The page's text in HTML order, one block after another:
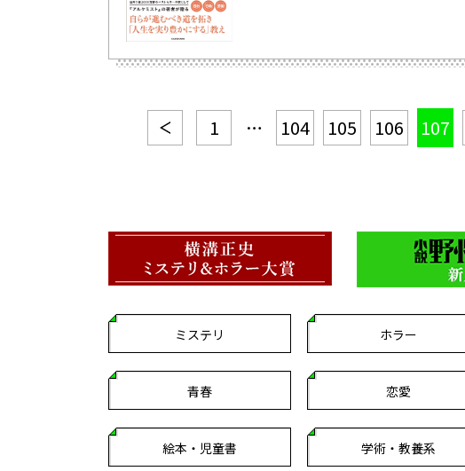
1 … 104 105 106 107
ミステリ ホラー
青春 恋愛
絵本・児童書 学術・教養系